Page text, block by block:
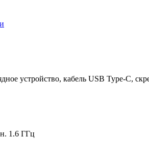
устройство, кабель USB Type-C,
1.6 ГГц